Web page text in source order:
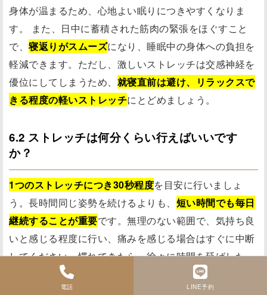
身体が温まるため、心地よい眠りにつきやすくなりま
す。 また、日中に蓄積された筋肉の緊張をほぐすこと
で、 寝返りがスムーズになり、睡眠中の身体への負担を
軽減できます。ただし、激しいストレッチは交感神経を
優位にしてしまうため、 就寝直前は避け、リラックスで
きる程度の軽いストレッチにとどめましょう。
6.2 ストレッチは何分くらい行えばいいです
か？
1つのストレッチにつき30秒程度を目安に行いましょ
う。長時間同じ姿勢を続けるよりも、 短い時間でも毎日
継続することが重要です。無理のない範囲で、気持ち良
いと感じる程度に行い、痛みを感じる場合はすぐに中断
してください。慣れてきたら、徐々に時間を延ばした
り、回数を増やしたりしてみましょう。以下の表を参考
に、ご自身の体調に合わせて調整してください。
電話 LINE予約